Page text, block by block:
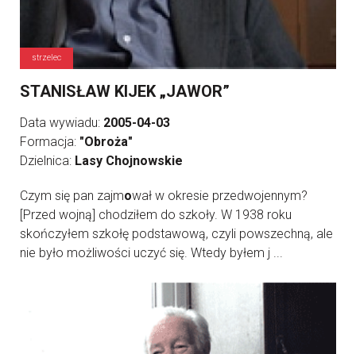
strzelec
STANISŁAW KIJEK „JAWOR”
Data wywiadu: 2005-04-03
Formacja: "Obroża"
Dzielnica: Lasy Chojnowskie
Czym się pan zajmował w okresie przedwojennym?
[Przed wojną] chodziłem do szkoły. W 1938 roku
skończyłem szkołę podstawową, czyli powszechną, ale
nie było możliwości uczyć się. Wtedy byłem j ...